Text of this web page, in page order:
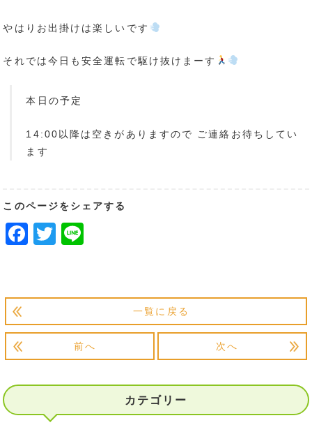
やはりお出掛けは楽しいです
それでは今日も安全運転で駆け抜けまーす
本日の予定
14:00以降は空きがありますので ご連絡お待ちしてい
ます
このページをシェアする
Facebook
Twitter
一覧に戻る
前へ 次へ
カテゴリー